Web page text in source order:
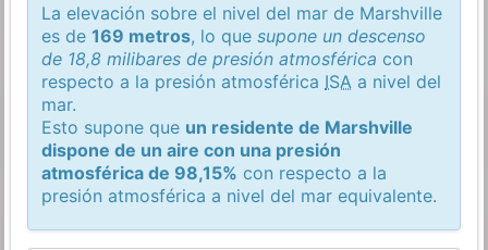
La elevación sobre el nivel del mar de Marshville
es de169 metros, lo quesupone un descenso
de 18,8 milibares de presión atmosférica con
respecto a la presión atmosférica ISA a nivel del
mar.
Esto supone que un residente de Marshville
dispone de un aire con una presión
atmosférica de 98,15% con respecto a la
presión atmosférica a nivel del mar equivalente.